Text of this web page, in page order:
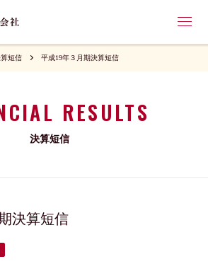
短信 平成19年３月期決算短信
RESULTS
決算短信
決算短信